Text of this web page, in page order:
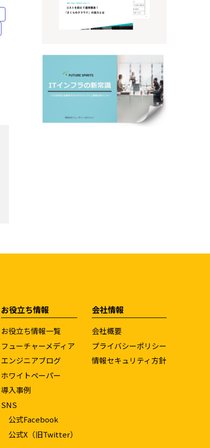
お役立ち情報
お役立ち情報一覧
フューチャーメディア
エンジニアブログ
ホワイトペーパー
導入事例
SNS
公式Facebook
公式X（旧Twitter）
会社情報
会社概要
プライバシーポリシー
情報セキュリティ方針